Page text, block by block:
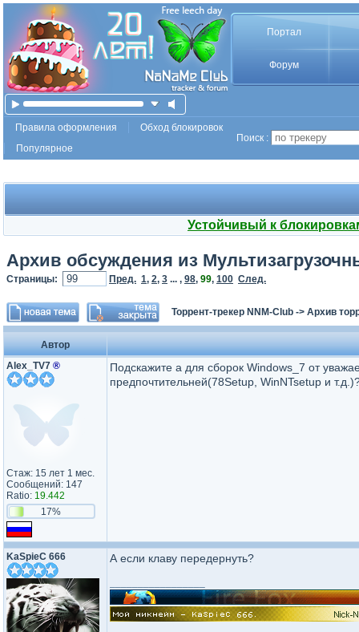
Портал
Форум
Правила оформления
Обход блокировок
Популярное
Поиск :
Устойчивый к
Архив обсуждения из
Страницы: Пред. 1, 2, 3 ... , 98, 99, 100 След.
Торрент-трекер NNM-Club -> Архив
Автор
Alex_TV7 ®
Стаж: 15 лет 1 мес.
Сообщений: 147
Ratio: 19.442
17%
Подскажите а для сборок Windows_7 от
предпочтительней(78Setup, WinNTsetup и
KaSpieC 666 А если клаву передернуть?